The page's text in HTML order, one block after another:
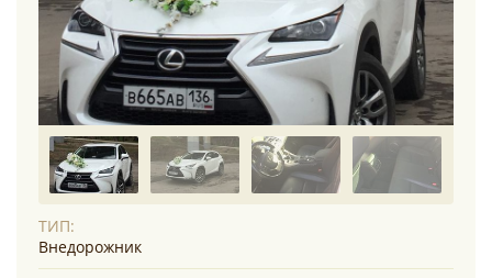
ТИП:
Внедорожник